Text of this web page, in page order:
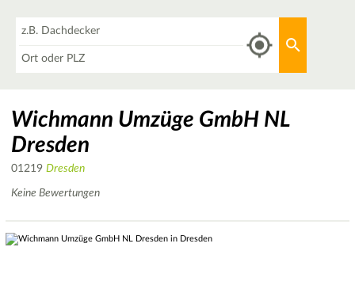
Wichmann Umzüge GmbH NL
Dresden
01219 Dresden
Keine Bewertungen